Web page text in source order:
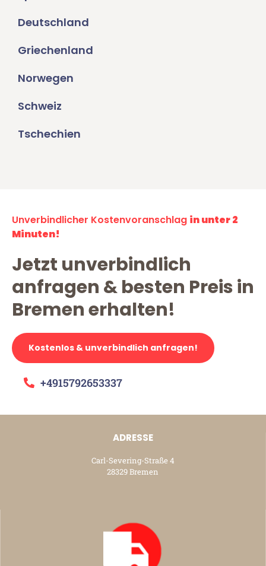
Deutschland
Griechenland
Norwegen
Schweiz
Tschechien
Unverbindlicher Kostenvoranschlag in unter 2
Minuten!
Jetzt unverbindlich
anfragen & besten Preis in
Bremen erhalten!
Kostenlos & unverbindlich anfragen!
+4915792653337
ADRESSE
Carl-Severing-Straße 4
28329 Bremen